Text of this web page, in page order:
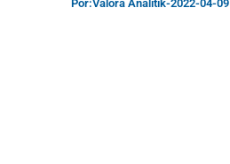
Por:Valora Analitik-2022-04-09